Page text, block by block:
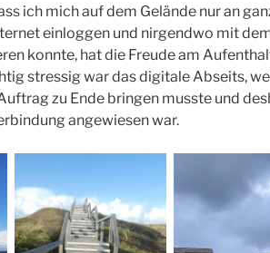
ich mich auf dem Gelände nur an
einloggen und nirgendwo mit
konnte, hat die Freude am
stressig war das digitale Abseits,
zu Ende bringen musste und
angewiesen war.